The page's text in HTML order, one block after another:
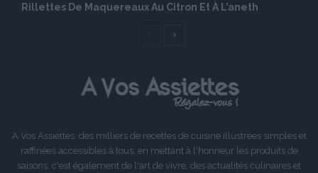
Rillettes De Maquereaux Au Citron Et À L’aneth
Page
A Vos Assiettes, des milliers de recettes de cuisine illustrées simples et
raffinées accessibles à tous, en mettant à l'honneur les produits de
saisons, c'est également de l'art de vivre, des actualités culinaires et